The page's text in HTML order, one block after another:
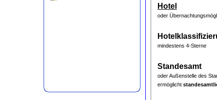
Hotel
oder
mindestens 4-Sterne
Standesamt
oder Außenstelle des
ermöglicht